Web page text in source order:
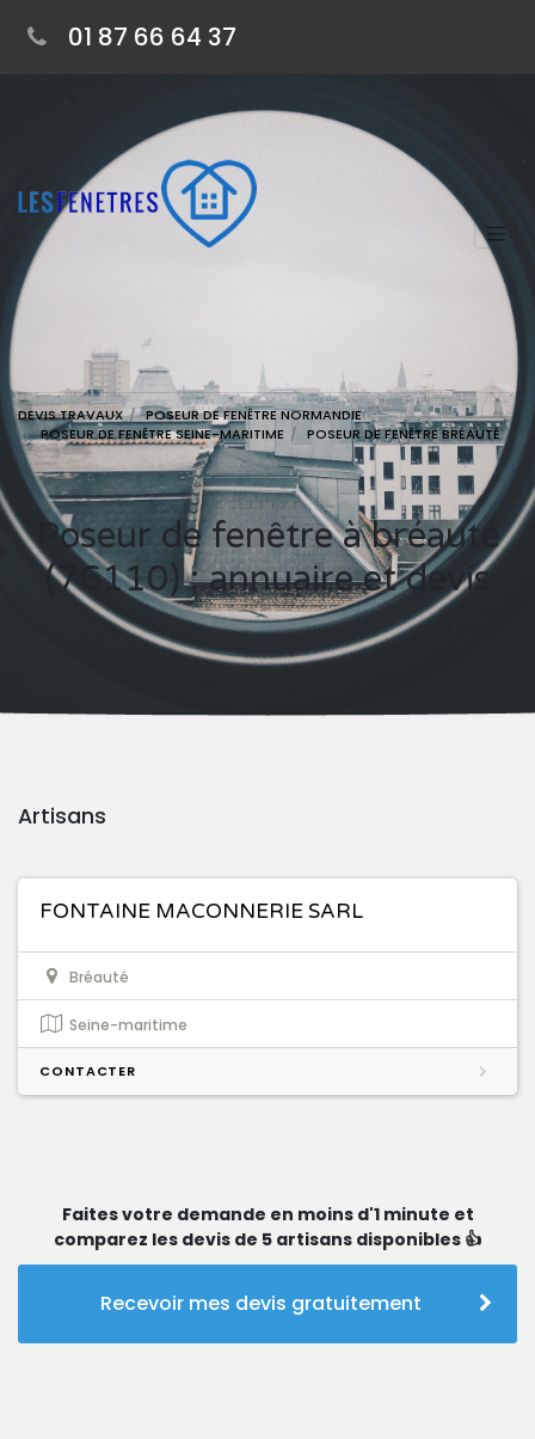
01 87 66 64 37
DEVIS TRAVAUX
POSEUR DE FENÊTRE NORMANDIE
POSEUR DE FENÊTRE SEINE-MARITIME
POSEUR DE FENÊTRE BRÉAUTÉ
Poseur de fenêtre à bréauté
(76110) : annuaire et devis
Artisans
FONTAINE MACONNERIE SARL
Bréauté
Seine-maritime
CONTACTER
Faites votre demande en moins d'1 minute et
comparez les devis de 5 artisans disponibles 👍
Recevoir mes devis gratuitement